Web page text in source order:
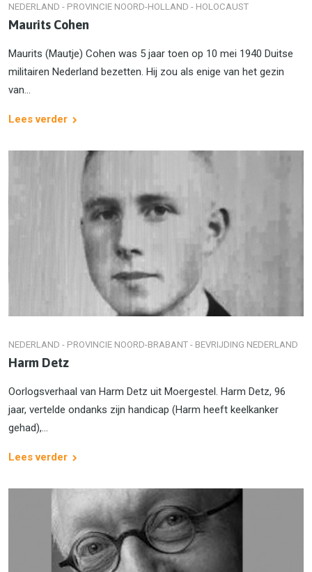
NEDERLAND - PROVINCIE NOORD-HOLLAND - HOLOCAUST
Maurits Cohen
Maurits (Mautje) Cohen was 5 jaar toen op 10 mei 1940 Duitse
militairen Nederland bezetten. Hij zou als enige van het gezin
van...
Lees verder
NEDERLAND - PROVINCIE NOORD-BRABANT - BEVRIJDING NEDERLAND
Harm Detz
Oorlogsverhaal van Harm Detz uit Moergestel. Harm Detz, 96
jaar, vertelde ondanks zijn handicap (Harm heeft keelkanker
gehad),...
Lees verder